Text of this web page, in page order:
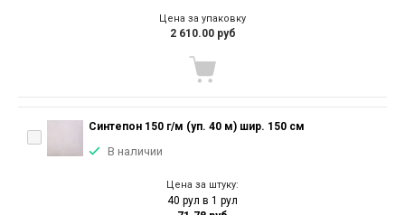
Цена за упаковку
2 610.00 руб
Синтепон 150 г/м (уп. 40 м) шир. 150 см
В наличии
Цена за штуку:
40 рул в 1 рул